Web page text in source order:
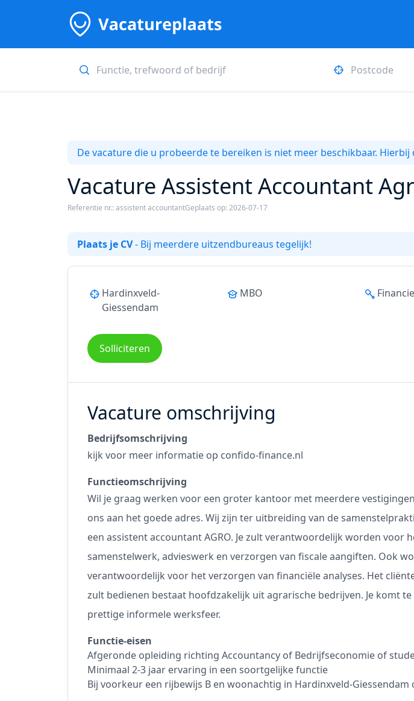
De vacature die u probeerde te bereiken is niet meer beschikbaar.
Vacature Assistent Accountant
Referentie nr.: assistent accountantGeplaats op: 2026-07-17
Plaats je CV- Bij meerdere uitzendbureaus tegelijk!
Hardinxveld-
Giessendam
MBO
Solliciteren
Vacature omschrijving
Bedrijfsomschrijving
kijk voor meer informatie op confido-finance.nl
Functieomschrijving
Wil je graag werken voor een groter kantoor met meerdere
ons aan het goede adres. Wij zijn ter uitbreiding van de
een assistent accountant AGRO. Je zult verantwoordelijk worden voor
samenstelwerk, advieswerk en verzorgen van fiscale aangiften. Ook
verantwoordelijk voor het verzorgen van financiële analyses. Het
zult bedienen bestaat hoofdzakelijk uit agrarische bedrijven. Je komt
prettige informele werksfeer.
Functie-eisen
Afgeronde opleiding richting Accountancy of Bedrijfseconomie of
Minimaal 2-3 jaar ervaring in een soortgelijke functie
Bij voorkeur een rijbewijs B en woonachtig in Hardinxveld-Giessendam